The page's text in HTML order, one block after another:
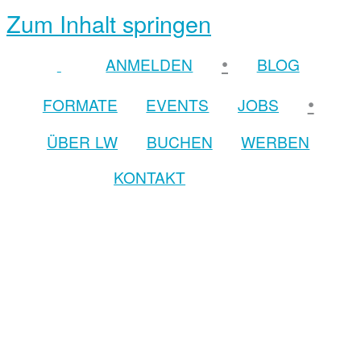
Zum Inhalt springen
ANMELDEN •
BLOG
FORMATE
EVENTS JOBS •
ÜBER LW BUCHEN
WERBEN
KONTAKT